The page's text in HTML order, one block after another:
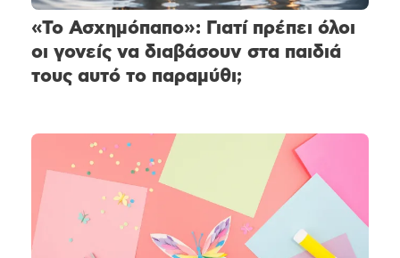
«Το Ασχημόπαπο»: Γιατί πρέπει όλοι
οι γονείς να διαβάσουν στα παιδιά
τους αυτό το παραμύθι;